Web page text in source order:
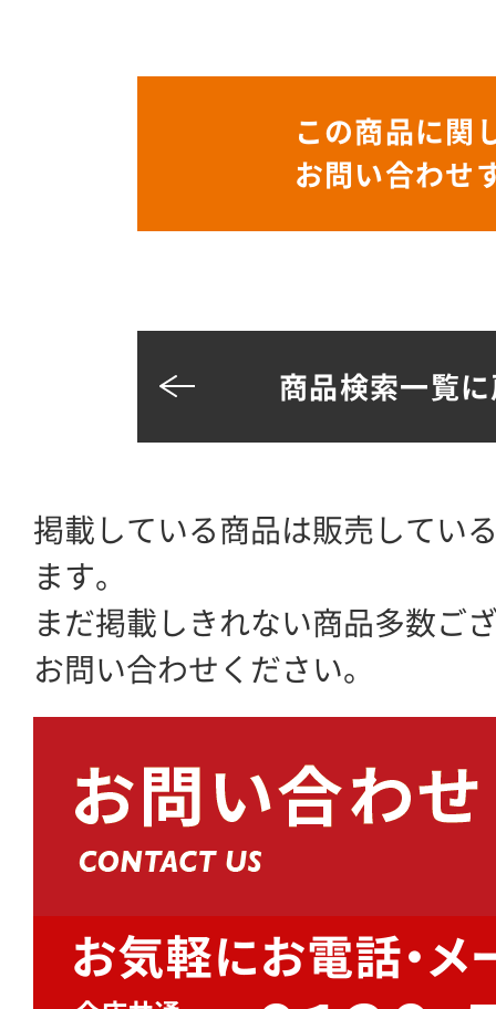
この商品に関
お問い合わせ
商品検索一覧
掲載している商品は販売してい
ます。
まだ掲載しきれない商品多数ご
お問い合わせください。